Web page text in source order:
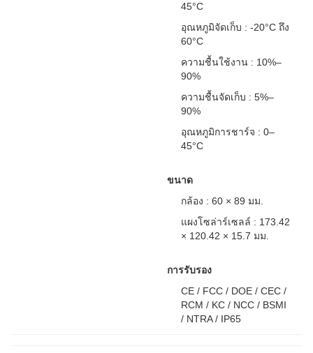
45°C
อุณหภูมิจัดเก็บ : -20°C ถึง
60°C
ความชื้นใช้งาน : 10%–
90%
ความชื้นจัดเก็บ : 5%–
90%
อุณหภูมิการชาร์จ : 0–
45°C
ขนาด
กล้อง : 60 × 89 มม.
แผงโซล่าร์เซลล์ : 173.42
× 120.42 × 15.7 มม.
การรับรอง
CE / FCC / DOE / CEC /
RCM / KC / NCC / BSMI
/ NTRA / IP65